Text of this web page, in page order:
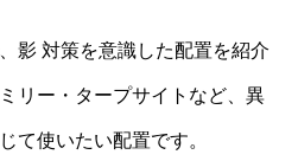
影 対策を意識した配置を紹介
リー・タープサイトなど、異
て使いたい配置です。